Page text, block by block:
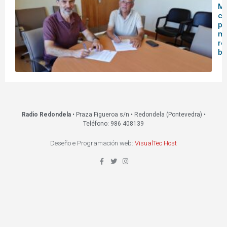
Radio Redondela• Praza Figueroa s/n • Redondela (Pontevedra) •
Teléfono: 986 408139
Deseño e Programación web: VisualTec Host